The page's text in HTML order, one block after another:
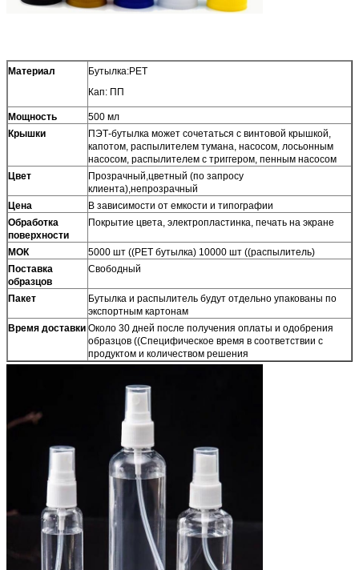
Материал
Бутылка:PET
Кап: ПП
Мощность
500 мл
Крышки
ПЭТ-бутылка может сочетаться с винтовой крышкой,
капотом, распылителем тумана, насосом, лосьонным
насосом, распылителем с триггером, пенным насосом
Цвет
Прозрачный,цветный (по запросу
клиента),непрозрачный
Цена
В зависимости от емкости и типографии
Обработка
поверхности
Покрытие цвета, электропластинка, печать на экране
МОК
5000 шт ((PET бутылка) 10000 шт ((распылитель)
Поставка
образцов
Свободный
Пакет
Бутылка и распылитель будут отдельно упакованы по
экспортным картонам
Время доставки Около 30 дней после получения оплаты и одобрения
образцов ((Специфическое время в соответствии с
продуктом и количеством решения